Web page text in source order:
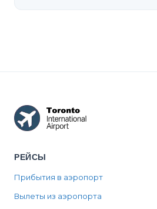
РЕЙСЫ
Прибытия в аэропорт
Вылеты из аэропорта